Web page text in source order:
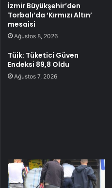
İzmir Büyükşehir’den
Torbalı’da ‘Kırmızı Altın’
mesaisi
Ağustos 8, 2026
Tüik: Tüketici Güven
Endeksi 89,8 Oldu
Ağustos 7, 2026